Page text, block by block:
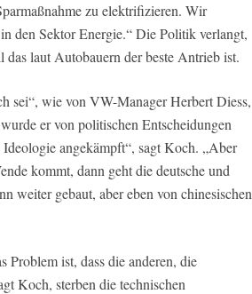
zu elektrifizieren. Wir
den Sektor Energie.“ Die Politik verlangt,
laut Autobauern der beste Antrieb ist.
sei“, wie von VW-Manager Herbert Diess,
er von politischen Entscheidungen
angekämpft“, sagt Koch. „Aber
kommt, dann geht die deutsche und
weiter gebaut, aber eben von chinesischen
Problem ist, dass die anderen, die
Koch, sterben die technischen